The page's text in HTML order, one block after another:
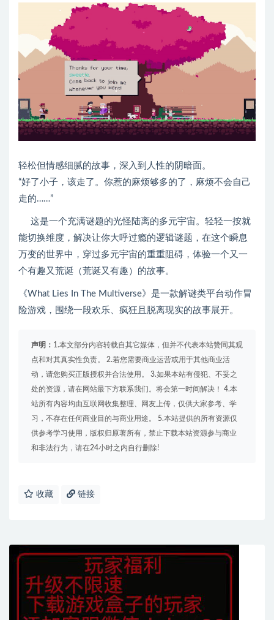
轻松但情感细腻的故事，深入到人性的阴暗面。
“好了小子，该走了。你惹的麻烦够多的了，麻烦不会自己
走的……”
这是一个充满谜题的光怪陆离的多元宇宙。轻轻一按就
能切换维度，解决让你大呼过瘾的逻辑谜题，在这个瞬息
万变的世界中，穿过多元宇宙的重重阻碍，体验一个又一
个有趣又荒诞（荒诞又有趣）的故事。
《What Lies In The Multiverse》是一款解谜类平台动作冒
险游戏，围绕一段欢乐、疯狂且脱离现实的故事展开。
声明： 1.本文部分内容转载自其它媒体，但并不代表本站赞同其观
点和对其真实性负责。 2.若您需要商业运营或用于其他商业活
动，请您购买正版授权并合法使用。 3.如果本站有侵犯、不妥之
处的资源，请在网站最下方联系我们。将会第一时间解决！ 4.本
站所有内容均由互联网收集整理、网友上传，仅供大家参考、学
习，不存在任何商业目的与商业用途。 5.本站提供的所有资源仅
供参考学习使用，版权归原著所有，禁止下载本站资源参与商业
和非法行为，请在24小时之内自行删除!
收藏 链接